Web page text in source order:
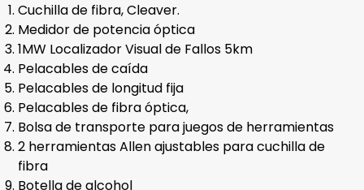
Cuchilla de fibra, Cleaver.
Medidor de potencia óptica
1MW Localizador Visual de Fallos 5km
Pelacables de caída
Pelacables de longitud fija
Pelacables de fibra óptica,
Bolsa de transporte para juegos de herramientas
2 herramientas Allen ajustables para cuchilla de
fibra
Botella de alcohol